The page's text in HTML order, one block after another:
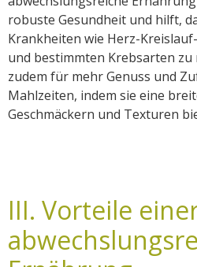
robuste Gesundheit und hilft,
Krankheiten wie Herz-
und bestimmten Krebsarten zu
zudem für mehr Genuss und
Mahlzeiten, indem sie eine
Geschmäckern und Texturen
III. Vorteile